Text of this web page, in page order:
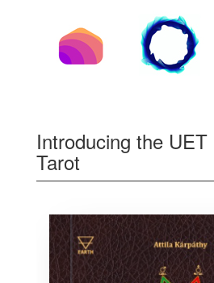
Introducing the
Tarot